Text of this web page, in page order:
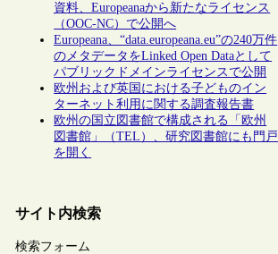
資料、Europeanaから新たなライセンス
（OOC-NC）で公開へ
Europeana、“data.europeana.eu”の240万件
のメタデータをLinked Open Dataとして
パブリックドメインライセンスで公開
欧州および英国における子どものイン
ターネット利用に関する調査報告書
欧州の国立図書館で構成される「欧州
図書館」（TEL）、研究図書館にも門戸
を開く
サイト内検索
検索フォーム